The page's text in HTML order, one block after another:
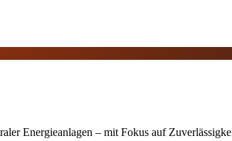
Energieanlagen – mit Fokus auf